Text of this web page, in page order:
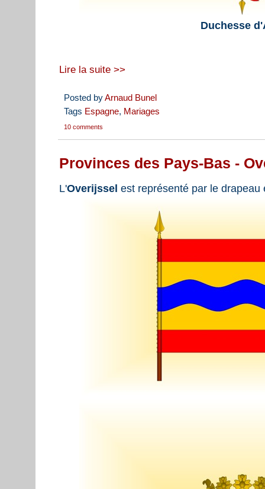
Duchesse
Lire la suite >>
Posted byArnaud Bunel
Tags Espagne, Mariages
10 comments
Provinces des Pays-Bas -
L'Overijssel est représenté par le